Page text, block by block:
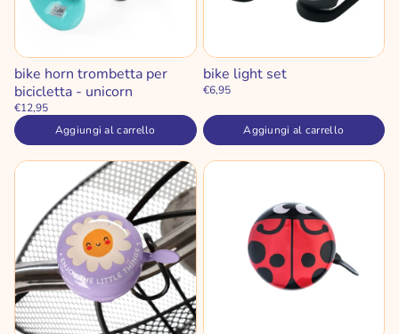
bike horn trombetta per
bicicletta - unicorn
€12,95
Aggiungi al carrello
bike light set
€6,95
Aggiungi al carrello